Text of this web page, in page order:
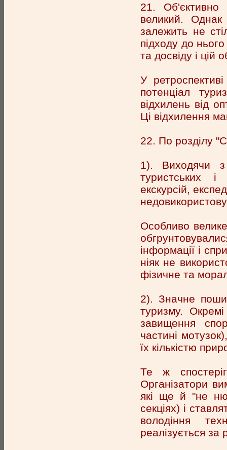
21. Об'єктивно
великий. Однак
залежить не
підходу до нього
та досвіду і цій
У
потенціал
відхилень від
Ці відхилення
22. По розділу
1). Виходячи з
туристських і
екскурсій,
Особливо
інформації і
ніяк не
фізичне та
2). Значне
туризму.
завищення
частині
їх кількістю
Те ж
Організатори
які ще й "не
секціях) і
володіння
реалізується за